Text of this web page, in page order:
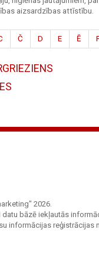
aizsardzības attīstību.
Č D E Ē
2026.
bāzē iekļautās
informācijas reģistrācijas